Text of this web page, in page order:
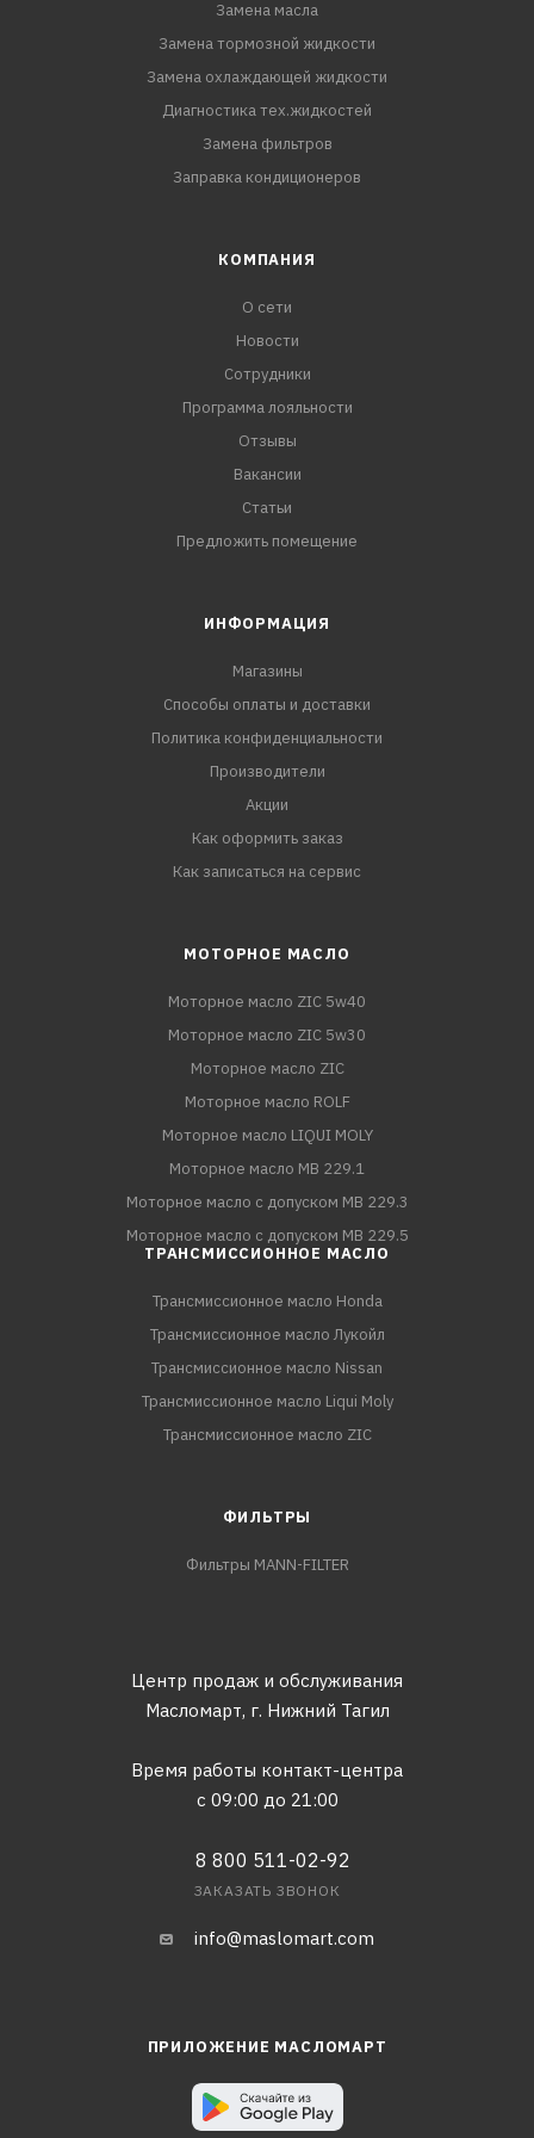
Замена масла
Замена тормозной жидкости
Замена охлаждающей жидкости
Диагностика тех.жидкостей
Замена фильтров
Заправка кондиционеров
КОМПАНИЯ
О сети
Новости
Сотрудники
Программа лояльности
Отзывы
Вакансии
Статьи
Предложить помещение
ИНФОРМАЦИЯ
Магазины
Способы оплаты и доставки
Политика конфиденциальности
Производители
Акции
Как оформить заказ
Как записаться на сервис
МОТОРНОЕ МАСЛО
Моторное масло ZIC 5w40
Моторное масло ZIC 5w30
Моторное масло ZIC
Моторное масло ROLF
Моторное масло LIQUI MOLY
Моторное масло MB 229.1
Моторное масло с допуском MB 229.3
Моторное масло с допуском MB 229.5
ТРАНСМИССИОННОЕ МАСЛО
Трансмиссионное масло Honda
Трансмиссионное масло Лукойл
Трансмиссионное масло Nissan
Трансмиссионное масло Liqui Moly
Трансмиссионное масло ZIC
ФИЛЬТРЫ
Фильтры MANN-FILTER
Центр продаж и обслуживания
Масломарт, г. Нижний Тагил
Время работы контакт-центра
с 09:00 до 21:00
8 800 511-02-92
ЗАКАЗАТЬ ЗВОНОК
info@maslomart.com
ПРИЛОЖЕНИЕ МАСЛОМАРТ